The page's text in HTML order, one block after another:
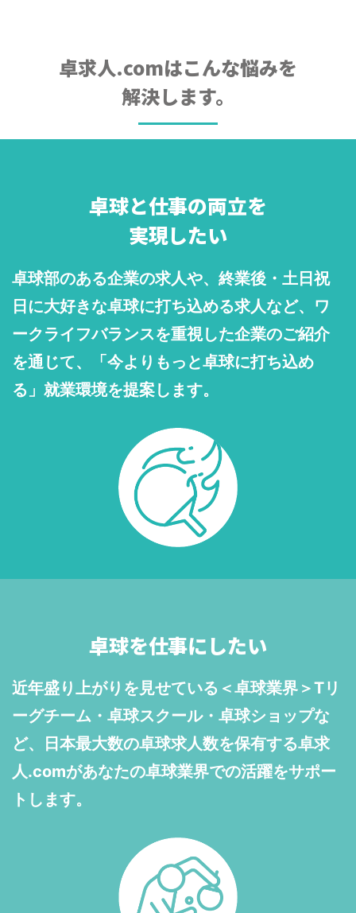
卓求人.comはこんな悩みを
解決します。
卓球と仕事の両立を
実現したい
卓球部のある企業の求人や、終業後・土日祝
日に大好きな卓球に打ち込める求人など、ワ
ークライフバランスを重視した企業のご紹介
を通じて、「今よりもっと卓球に打ち込め
る」就業環境を提案します。
卓球を仕事にしたい
近年盛り上がりを見せている＜卓球業界＞Tリ
ーグチーム・卓球スクール・卓球ショップな
ど、日本最大数の卓球求人数を保有する卓求
人.comがあなたの卓球業界での活躍をサポー
トします。